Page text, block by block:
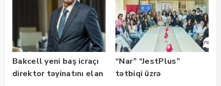
Bakcell yeni baş icraçı
direktor təyinatını elan
“Nar” “JestPlus”
tətbiqi üzrə